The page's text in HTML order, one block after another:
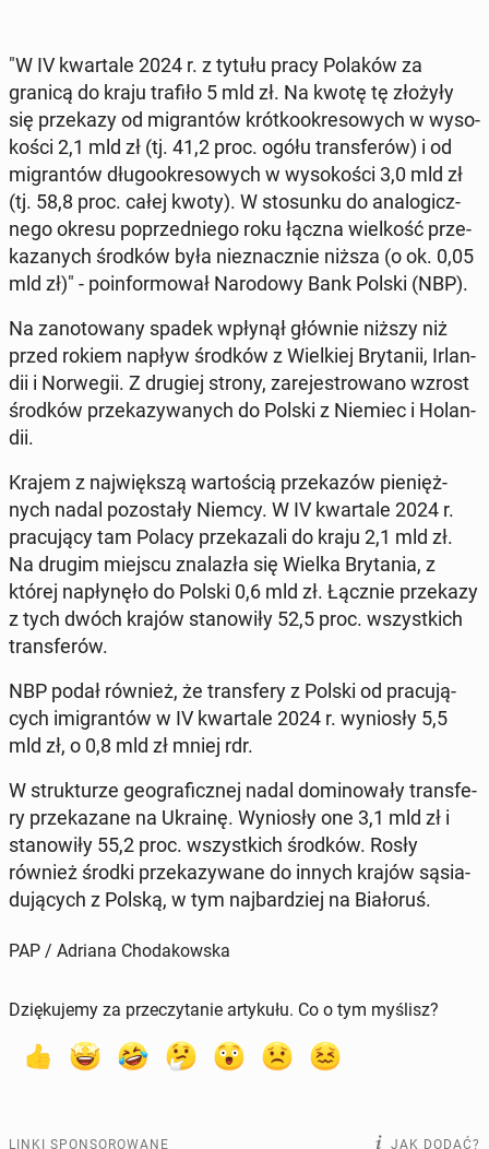
"W IV kwar­ta­le 2024 r. z tytułu pracy Polaków za
granicą do kraju trafiło 5 mld zł. Na kwotę tę złożyły
się prze­ka­zy od mi­gran­tów krót­ko­okre­so­wych w wy­so­
ko­ści 2,1 mld zł (tj. 41,2 proc. ogółu trans­fe­rów) i od
mi­gran­tów dłu­go­okre­so­wych w wy­so­ko­ści 3,0 mld zł
(tj. 58,8 proc. całej kwoty). W sto­sun­ku do ana­lo­gicz­
ne­go okresu po­przed­nie­go roku łączna wiel­kość prze­
ka­za­nych środków była nie­znacz­nie niższa (o ok. 0,05
mld zł)" - po­in­for­mo­wał Na­ro­do­wy Bank Polski (NBP).
Na za­no­to­wa­ny spadek wpłynął głównie niższy niż
przed rokiem napływ środków z Wiel­kiej Bry­ta­nii, Ir­lan­
dii i Nor­we­gii. Z drugiej strony, za­re­je­stro­wa­no wzrost
środków prze­ka­zy­wa­nych do Polski z Niemiec i Ho­lan­
dii.
Krajem z naj­więk­szą war­to­ścią prze­ka­zów pie­nięż­
nych nadal po­zo­sta­ły Niemcy. W IV kwar­ta­le 2024 r.
pra­cu­ją­cy tam Polacy prze­ka­za­li do kraju 2,1 mld zł.
Na drugim miejscu zna­la­zła się Wielka Bry­ta­nia, z
której na­pły­nę­ło do Polski 0,6 mld zł. Łącznie prze­ka­zy
z tych dwóch krajów sta­no­wi­ły 52,5 proc. wszyst­kich
trans­fe­rów.
NBP podał również, że trans­fe­ry z Polski od pra­cu­ją­
cych imi­gran­tów w IV kwar­ta­le 2024 r. wy­nio­sły 5,5
mld zł, o 0,8 mld zł mniej rdr.
W struk­tu­rze geo­gra­ficz­nej nadal do­mi­no­wa­ły trans­fe­
ry prze­ka­za­ne na Ukrainę. Wy­nio­sły one 3,1 mld zł i
sta­no­wi­ły 55,2 proc. wszyst­kich środków. Rosły
również środki prze­ka­zy­wa­ne do innych krajów są­sia­
du­ją­cych z Polską, w tym naj­bar­dziej na Bia­ło­ruś.
PAP / Adriana Chodakowska
Dziękujemy za przeczytanie artykułu. Co o tym myślisz?
LINKI SPONSOROWANE JAK DODAĆ?